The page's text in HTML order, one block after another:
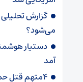
گزارش
می‌شود؟
دستیار
آمد
4متهم قتل حمیدرضا رجب‌زاده دستگیر شدند